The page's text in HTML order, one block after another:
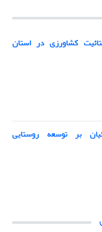
کشاورزی در استان
بر توسعه روستایی